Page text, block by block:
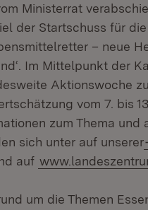
Ministerrat
der Startschuss für die
– neue
Im Mittelpunkt der
Aktionswoche
vom 7. bis 13.
zum Thema und
sich unter auf unserer
auf
um die Themen